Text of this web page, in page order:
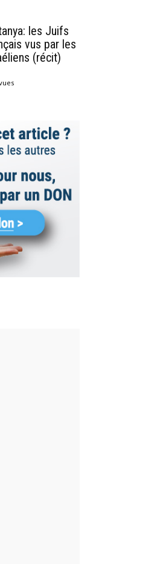
les Juifs
vus par les
(récit)